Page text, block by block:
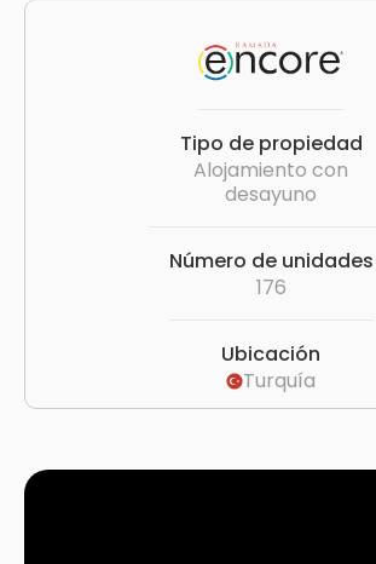
Tipo de propiedad
Alojamiento con
desayuno
Número de unidades
176
Ubicación
Turquía